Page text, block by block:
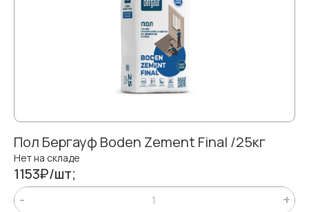
Пол Бергауф Boden Zement Final /25кг
Нет на складе
1153₽/шт;